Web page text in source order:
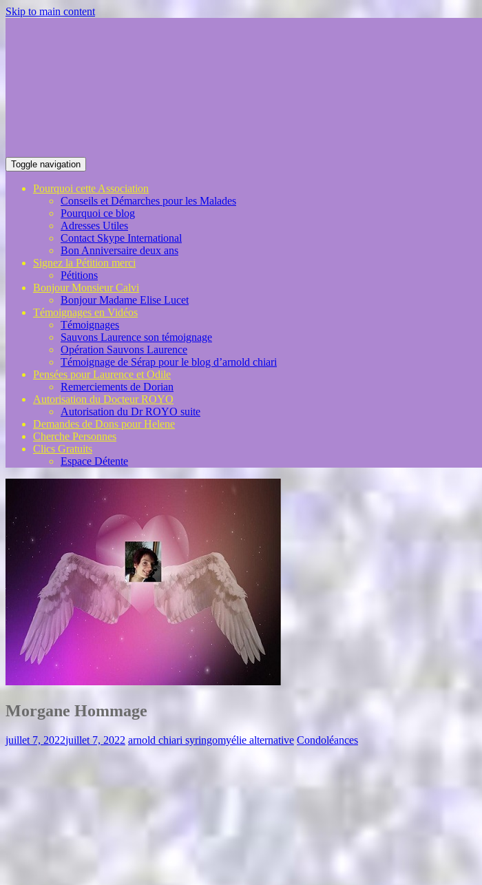
Skip to main content
Toggle navigation
Pourquoi cette Association
Conseils et Démarches pour les Malades
Pourquoi ce blog
Adresses Utiles
Contact Skype International
Bon Anniversaire deux ans
Signez la Pétition merci
Pétitions
Bonjour Monsieur Calvi
Bonjour Madame Elise Lucet
Témoignages en Vidéos
Témoignages
Sauvons Laurence son témoignage
Opération Sauvons Laurence
Témoignage de Sérap pour le blog d’arnold chiari
Pensées pour Laurence et Odile
Remerciements de Dorian
Autorisation du Docteur ROYO
Autorisation du Dr ROYO suite
Demandes de Dons pour Helene
Cherche Personnes
Clics Gratuits
Espace Détente
Morgane Hommage
juillet 7, 2022juillet 7, 2022 arnold chiari syringomyélie alternative Condoléances